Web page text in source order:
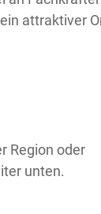
attraktiver
Region oder
unten.